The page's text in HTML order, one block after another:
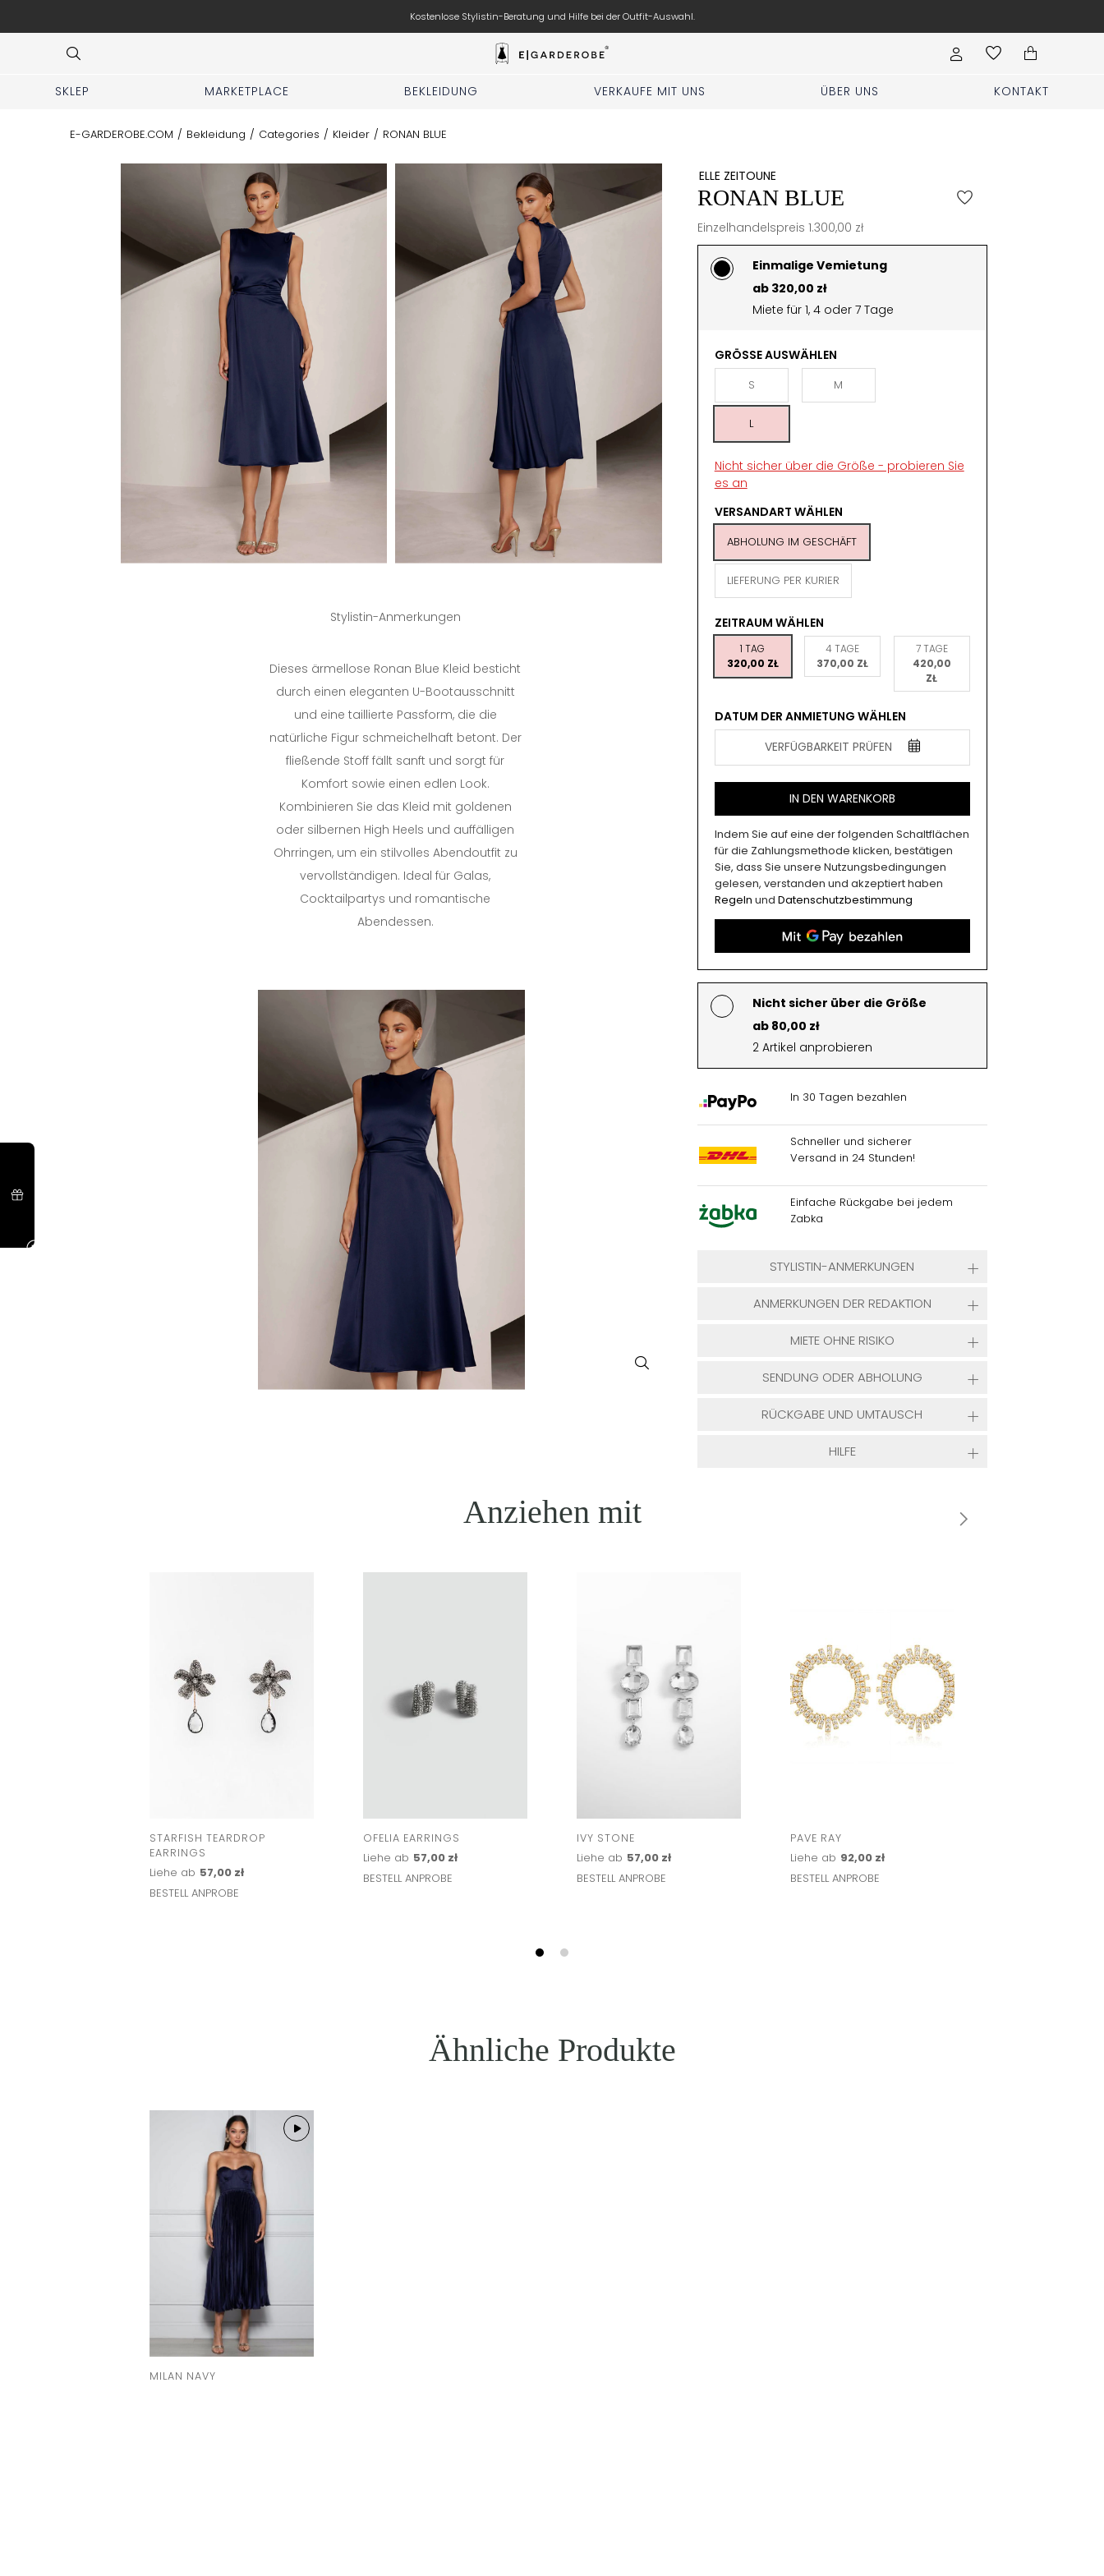
Hochzeit, Party, Geburtstag? Kleidung für den anstehenden Anlass ausleihen.
SKLEP MARKETPLACE BEKLEIDUNG VERKAUFE MIT UNS ÜBER UNS KONTAKT
E-GARDEROBE.COM / Bekleidung / Categories / Kleider / RONAN BLUE
Stylistin-Anmerkungen
Dieses ärmellose Ronan Blue Kleid besticht
durch einen eleganten U-Bootausschnitt
und eine taillierte Passform, die die
natürliche Figur schmeichelhaft betont. Der
fließende Stoff fällt sanft und sorgt für
Komfort sowie einen edlen Look.
Kombinieren Sie das Kleid mit goldenen
oder silbernen High Heels und auffälligen
Ohrringen, um ein stilvolles Abendoutfit zu
vervollständigen. Ideal für Galas,
Cocktailpartys und romantische
Abendessen.
ELLE ZEITOUNE
RONAN BLUE
Einzelhandelspreis 1.300,00 zł
Einmalige Vemietung
ab 320,00 zł
Miete für 1, 4 oder 7 Tage
GRÖSSE AUSWÄHLEN
S M
L
Nicht sicher über die Größe - probieren Sie
es an
VERSANDART WÄHLEN
ABHOLUNG IM GESCHÄFT
LIEFERUNG PER KURIER
ZEITRAUM WÄHLEN
1 TAG
320,00 ZŁ
4 TAGE
370,00 ZŁ
7 TAGE
420,00
ZŁ
DATUM DER ANMIETUNG WÄHLEN
VERFÜGBARKEIT PRÜFEN
IN DEN WARENKORB
Indem Sie auf eine der folgenden Schaltflächen
für die Zahlungsmethode klicken, bestätigen
Sie, dass Sie unsere Nutzungsbedingungen
gelesen, verstanden und akzeptiert haben
Regeln und Datenschutzbestimmung
Nicht sicher über die Größe
ab 80,00 zł
2 Artikel anprobieren
In 30 Tagen bezahlen
Schneller und sicherer
Versand in 24 Stunden!
Einfache Rückgabe bei jedem
Zabka
STYLISTIN-ANMERKUNGEN
ANMERKUNGEN DER REDAKTION
MIETE OHNE RISIKO
SENDUNG ODER ABHOLUNG
RÜCKGABE UND UMTAUSCH
HILFE
Anziehen mit
STARFISH TEARDROP
EARRINGS
Liehe ab 57,00 zł
BESTELL ANPROBE
OFELIA EARRINGS
Liehe ab 57,00 zł
BESTELL ANPROBE
IVY STONE
Liehe ab 57,00 zł
BESTELL ANPROBE
PAVE RAY
Liehe ab 92,00 zł
BESTELL ANPROBE
Ähnliche Produkte
MILAN NAVY